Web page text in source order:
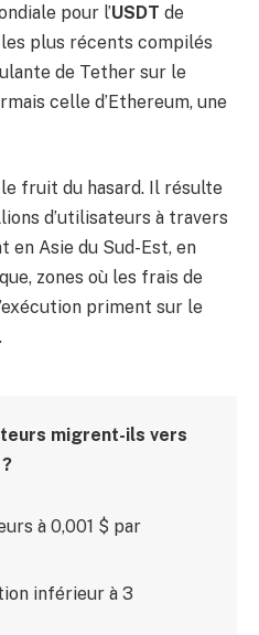
pour l’USDT de
plus récents compilés
de Tether sur le
celle d’Ethereum, une
fruit du hasard. Il résulte
d’utilisateurs à travers
en Asie du Sud-Est, en
zones où les frais de
priment sur le
migrent-ils vers
à 0,001 $ par
inférieur à 3